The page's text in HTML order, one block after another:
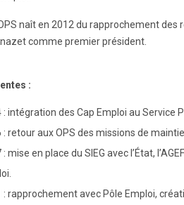
naît en 2012 du rapprochement
comme premier président.
:
: intégration des Cap Emploi au Service
: retour aux OPS des missions de
: mise en place du SIEG avec l’État,
: rapprochement avec Pôle Emploi,